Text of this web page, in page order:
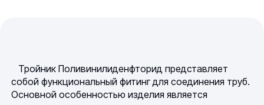
Тройник Поливинилиденфторид представляет
собой функциональный фитинг для соединения труб.
Основной особенностью изделия является